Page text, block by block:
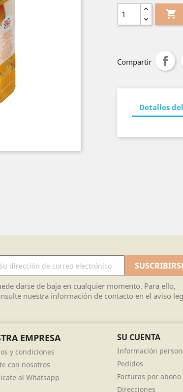

Compartir
Detalles
darse de baja en cualquier momento. Para ello,
nuestra información de contacto en el aviso
EMPRESA
y condiciones
con nosotros
al Whatsapp
SU CUENTA
Información
Pedidos
Facturas por abono
Direcciones